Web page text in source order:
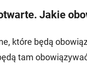
Jakie
które będą
tam